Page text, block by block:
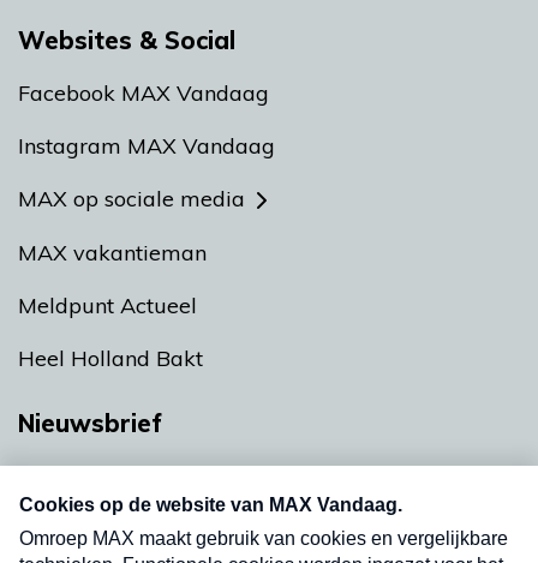
Websites & Social
Facebook MAX Vandaag
Instagram MAX Vandaag
MAX op sociale media
MAX vakantieman
Meldpunt Actueel
Heel Holland Bakt
Nieuwsbrief
nieuwsbrief. Elke vrijdag- en dinsdagochtend in
uw mailbox.